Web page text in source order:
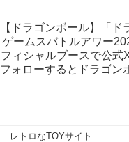
【ドラゴンボール】「ド
ゲームスバトルアワー
フィシャルブースで公式
フォローするとドラゴン
レトロなTOYサイト